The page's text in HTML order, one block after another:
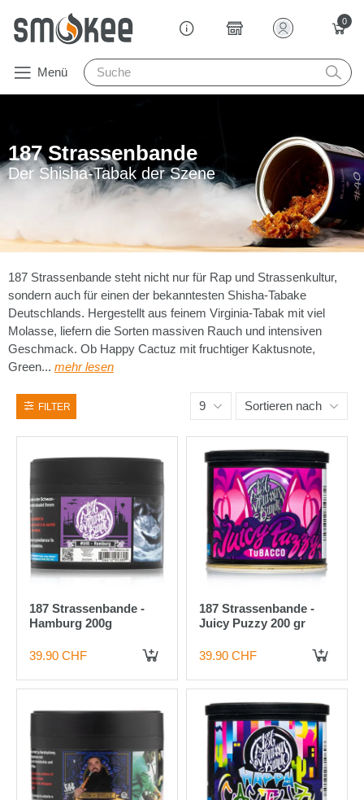
0
Menü
187 Strassenbande
Der Shisha-Tabak der Szene
187 Strassenbande steht nicht nur für Rap und Strassenkultur,
sondern auch für einen der bekanntesten Shisha-Tabake
Deutschlands. Hergestellt aus feinem Virginia-Tabak mit viel
Molasse, liefern die Sorten massiven Rauch und intensiven
Geschmack. Ob Happy Cactuz mit fruchtiger Kaktusnote,
Green... mehr lesen
FILTER 9 Sortieren nach
187 Strassenbande -
Hamburg 200g
39.90 CHF
187 Strassenbande -
Juicy Puzzy 200 gr
39.90 CHF